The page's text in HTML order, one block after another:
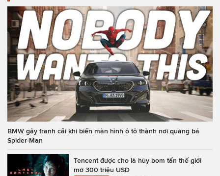
BMW gây tranh cãi khi biến màn hình ô tô thành nơi quảng bá
Spider-Man
Tencent được cho là hủy bom tấn thế giới
mở 300 triệu USD